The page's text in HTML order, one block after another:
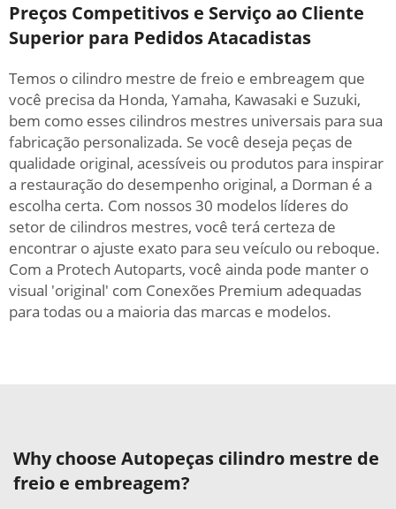
Preços Competitivos e Serviço ao Cliente
Superior para Pedidos Atacadistas
Temos o cilindro mestre de freio e embreagem que
você precisa da Honda, Yamaha, Kawasaki e Suzuki,
bem como esses cilindros mestres universais para sua
fabricação personalizada. Se você deseja peças de
qualidade original, acessíveis ou produtos para inspirar
a restauração do desempenho original, a Dorman é a
escolha certa. Com nossos 30 modelos líderes do
setor de cilindros mestres, você terá certeza de
encontrar o ajuste exato para seu veículo ou reboque.
Com a Protech Autoparts, você ainda pode manter o
visual 'original' com Conexões Premium adequadas
para todas ou a maioria das marcas e modelos.
Why choose Autopeças cilindro mestre de
freio e embreagem?